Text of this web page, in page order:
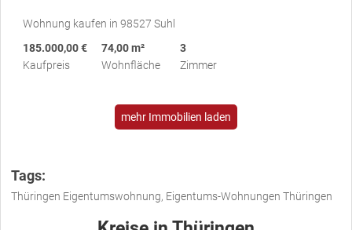
Wohnung kaufen in 98527 Suhl
185.000,00 €
Kaufpreis
74,00 m²
Wohnfläche
3
Zimmer
mehr Immobilien laden
Tags:
Thüringen Eigentumswohnung, Eigentums-Wohnungen Thüringen